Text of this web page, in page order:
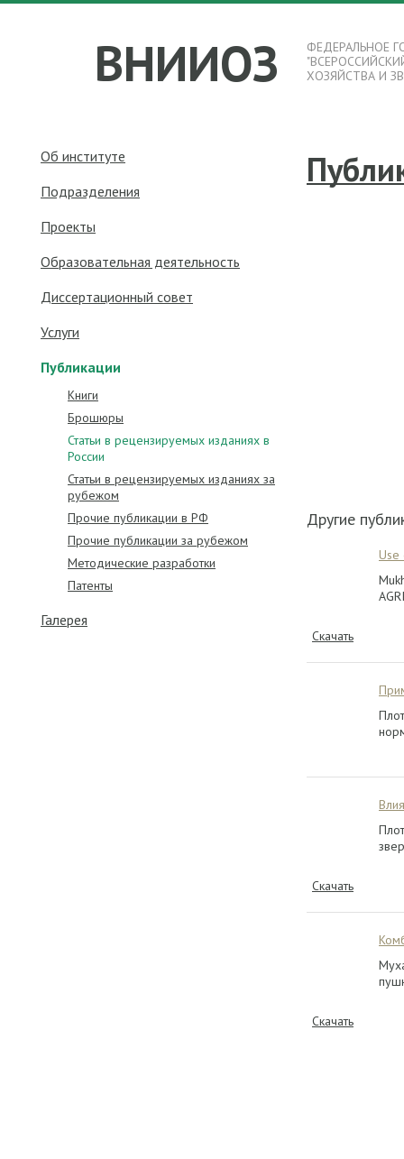
ВНИИОЗ
ФЕДЕРАЛЬНОЕ
ХОЗЯЙСТВА И
Другие
Скачать
Use
Скачать
Скачать
Об институте
Подразделения
Проекты
Образовательная деятельность
Диссертационный совет
Услуги
Публикации
Книги
Брошюры
Статьи в рецензируемых изданиях в
России
Статьи в рецензируемых изданиях за
рубежом
Прочие публикации в РФ
Прочие публикации за рубежом
Методические разработки
Патенты
Галерея